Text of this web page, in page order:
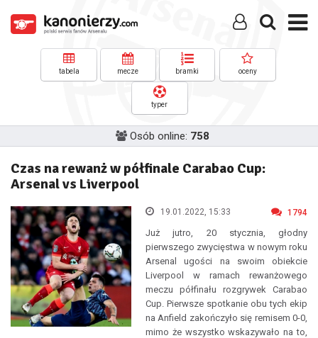
tabela mecze bramki oceny
typer
Osób online: 758
Czas na rewanż w półfinale Carabao Cup:
Arsenal vs Liverpool
19.01.2022, 15:33 1794
Już jutro, 20 stycznia, głodny
pierwszego zwycięstwa w nowym roku
Arsenal ugości na swoim obiekcie
Liverpool w ramach rewanżowego
meczu półfinału rozgrywek Carabao
Cup. Pierwsze spotkanie obu tych ekip
na Anfield zakończyło się remisem 0-0,
mimo że wszystko wskazywało na to,